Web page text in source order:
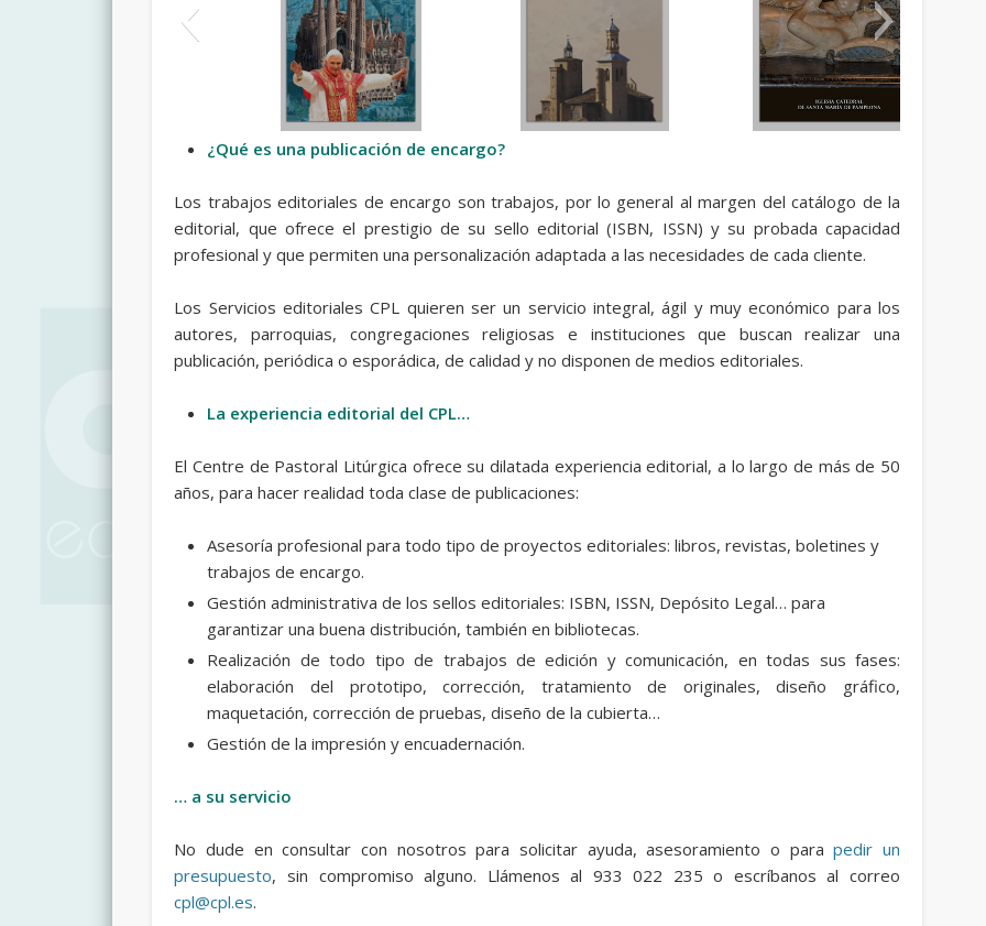
Coro Ordinario Coro Adviento
cabildos Listin de direcciones Cercania y palabra
¿Qué es una publicación de encargo?
Los trabajos editoriales de encargo son trabajos, por lo general al margen del catálogo de la
editorial, que ofrece el prestigio de su sello editorial (ISBN, ISSN) y su probada capacidad
profesional y que permiten una personalización adaptada a las necesidades de cada cliente.
Los Servicios editoriales CPL quieren ser un servicio integral, ágil y muy económico para los
autores, parroquias, congregaciones religiosas e instituciones que buscan realizar una
publicación, periódica o esporádica, de calidad y no disponen de medios editoriales.
La experiencia editorial del CPL…
El Centre de Pastoral Litúrgica ofrece su dilatada experiencia editorial, a lo largo de más de 50
años, para hacer realidad toda clase de publicaciones:
Asesoría profesional para todo tipo de proyectos editoriales: libros, revistas, boletines y
trabajos de encargo.
Gestión administrativa de los sellos editoriales: ISBN, ISSN, Depósito Legal… para
garantizar una buena distribución, también en bibliotecas.
Realización de todo tipo de trabajos de edición y comunicación, en todas sus fases:
elaboración del prototipo, corrección, tratamiento de originales, diseño gráfico,
maquetación, corrección de pruebas, diseño de la cubierta…
Gestión de la impresión y encuadernación.
… a su servicio
No dude en consultar con nosotros para solicitar ayuda, asesoramiento o parapedir un
presupuesto, sin compromiso alguno. Llámenos al 933 022 235 o escríbanos al correo
cpl@cpl.es.
cpl